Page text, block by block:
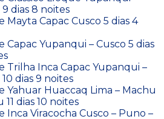
9 dias 8 noites
Mayta Capac Cusco 5 dias 4
Capac Yupanqui – Cusco 5 dias
Trilha Inca Capac Yupanqui –
dias 9 noites
Yahuar Huaccaq Lima – Machu
11 dias 10 noites
Inca Viracocha Cusco – Puno –